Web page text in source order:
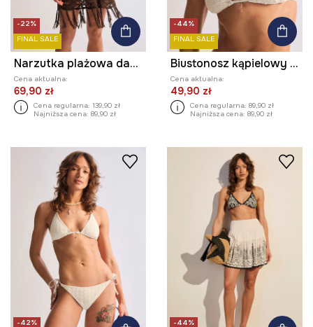
-22%
FINAL SALE
Narzutka plażowa damska ażurowa
Cena aktualna:
69,90 zł
Cena regularna: 139,90 zł
Najniższa cena: 89,90 zł
-44%
FINAL SALE
Biustonosz kąpielowy damski
Cena aktualna:
49,90 zł
Cena regularna: 89,90 zł
Najniższa cena: 89,90 zł
-42% -44%